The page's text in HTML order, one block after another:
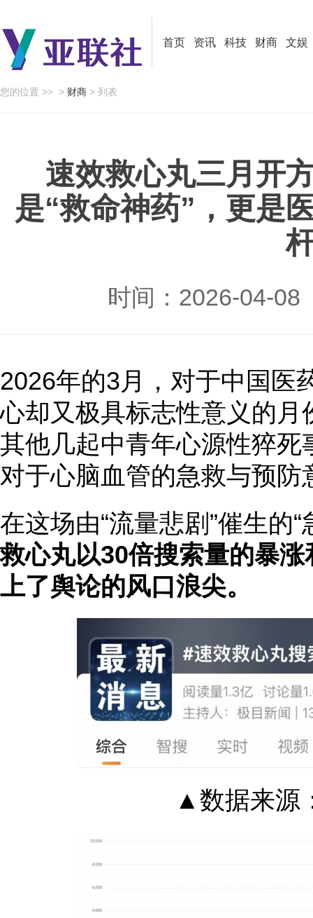
首页 资讯 科技 财商 文娱
您的位置 >> > 财商 > 列表
速效救心丸三月开
是“救命神药”，更是
时间：2026-04-
2026年的3月，对于中国医
心却又极具标志性意义的
其他几起中青年心源性猝
对于心脑血管的急救与预防
在这场由“流量悲剧”催生的“
救心丸以30倍搜索量的暴
上了舆论的风口浪尖。
▲数据来源